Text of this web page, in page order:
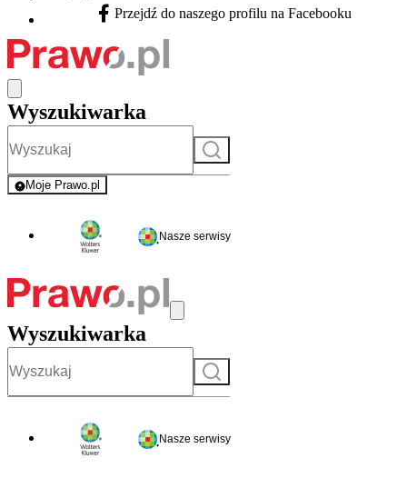
Facebook - otwiera się w nowej karcie
Przejdź do naszego profilu na Facebooku
Wyszukiwarka
Szukaj
Moje Prawo.pl
- rejestracja i logowanie do serwisu
Nasze serwisy
Wyszukiwarka
Szukaj
Nasze serwisy